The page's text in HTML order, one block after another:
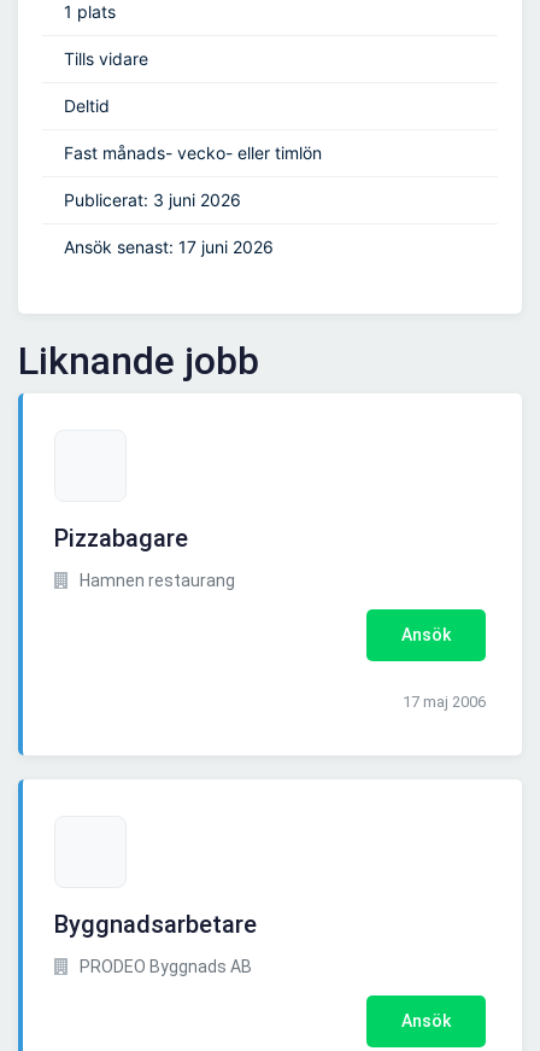
1 plats
Tills vidare
Deltid
Fast månads- vecko- eller timlön
Publicerat: 3 juni 2026
Ansök senast: 17 juni 2026
Liknande jobb
Pizzabagare
Hamnen restaurang
Ansök
17 maj 2006
Byggnadsarbetare
PRODEO Byggnads AB
Ansök